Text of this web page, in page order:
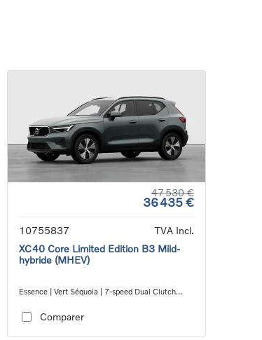
47 530 €
36 435 €
10755837
TVA Incl.
XC40 Core Limited Edition B3 Mild-
hybride (MHEV)
Essence | Vert Séquoia | 7-speed Dual Clutch
Comparer